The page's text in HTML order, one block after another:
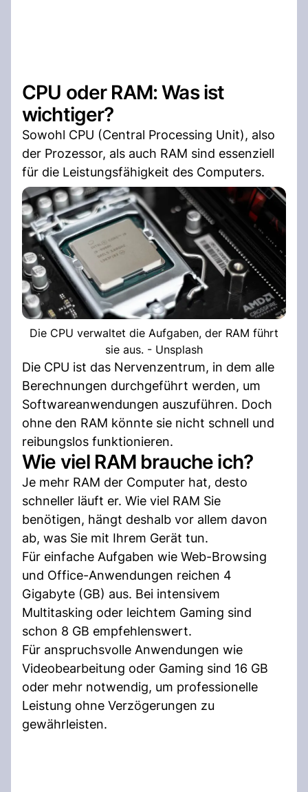
CPU oder RAM: Was ist
wichtiger?
Sowohl CPU (Central Processing Unit), also
der Prozessor, als auch RAM sind essenziell
für die Leistungsfähigkeit des Computers.
Die CPU verwaltet die Aufgaben, der RAM führt
sie aus. - Unsplash
Die CPU ist das Nervenzentrum, in dem alle
Berechnungen durchgeführt werden, um
Softwareanwendungen auszuführen. Doch
ohne den RAM könnte sie nicht schnell und
reibungslos funktionieren.
Wie viel RAM brauche ich?
Je mehr RAM der Computer hat, desto
schneller läuft er. Wie viel RAM Sie
benötigen, hängt deshalb vor allem davon
ab, was Sie mit Ihrem Gerät tun.
Für einfache Aufgaben wie Web-Browsing
und Office-Anwendungen reichen 4
Gigabyte (GB) aus. Bei intensivem
Multitasking oder leichtem Gaming sind
schon 8 GB empfehlenswert.
Für anspruchsvolle Anwendungen wie
Videobearbeitung oder Gaming sind 16 GB
oder mehr notwendig, um professionelle
Leistung ohne Verzögerungen zu
gewährleisten.